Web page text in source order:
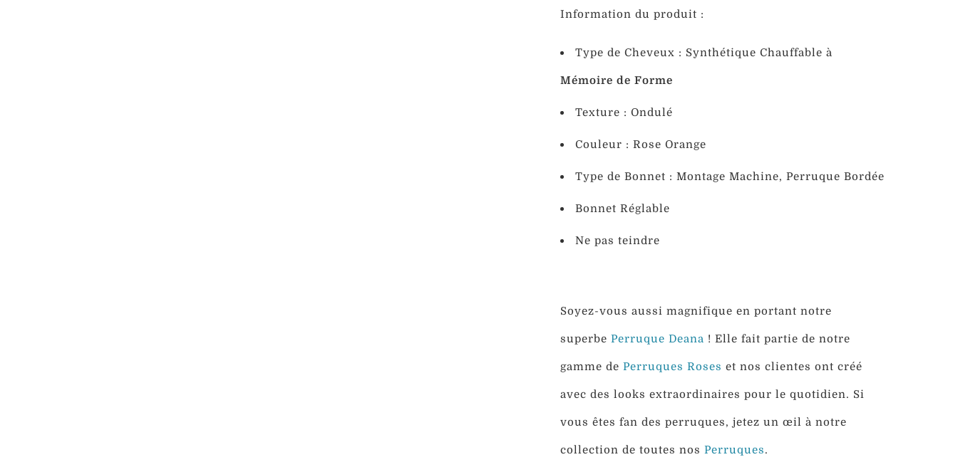
Information du produit :
Type de Cheveux : Synthétique Chauffable à
Mémoire de Forme
Texture : Ondulé
Couleur : Rose Orange
Type de Bonnet : Montage Machine, Perruque Bordée
Bonnet Réglable
Ne pas teindre
Soyez-vous aussi magnifique en portant notre
superbe Perruque Deana ! Elle fait partie de notre
gamme de Perruques Roses et nos clientes ont créé
avec des looks extraordinaires pour le quotidien. Si
vous êtes fan des perruques, jetez un œil à notre
collection de toutes nos Perruques.